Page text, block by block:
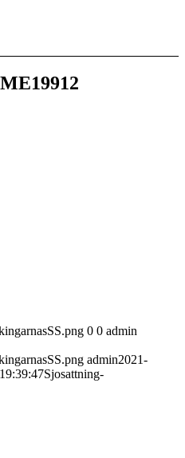
0 0 admin
admin2021-
Sjosattning-